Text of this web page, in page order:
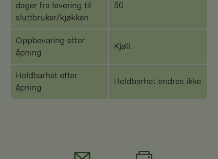
dager fra levering til
sluttbruker/kjøkken
50
Oppbevaring etter
åpning
Kjølt
Holdbarhet etter
åpning
Holdbarhet endres ikke